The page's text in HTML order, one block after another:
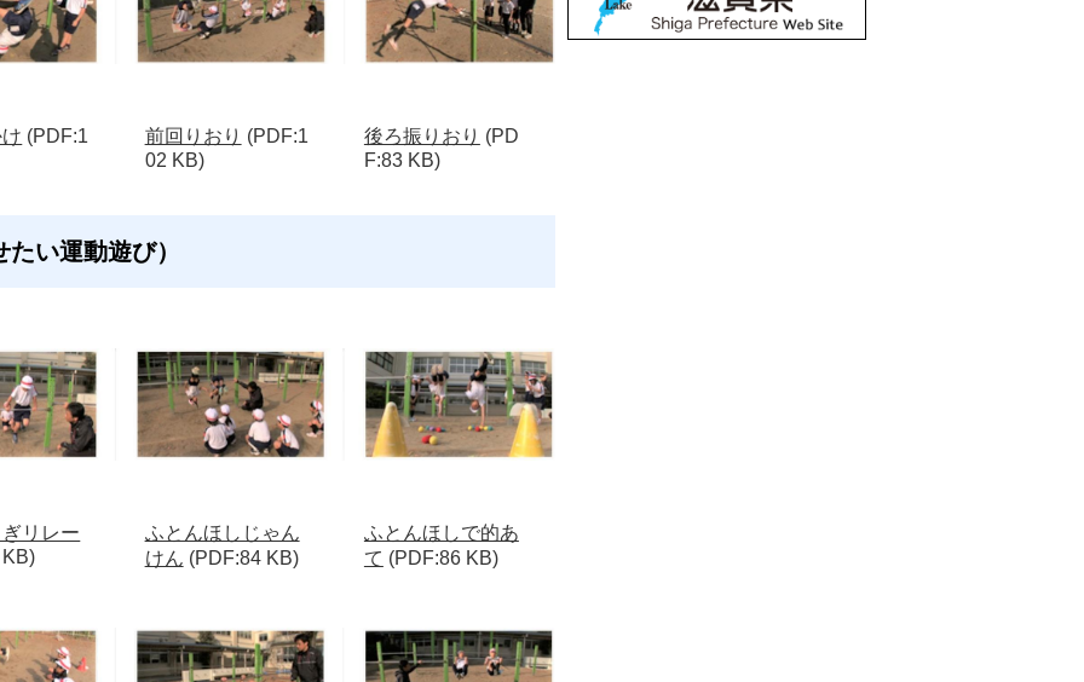
(PDF:1 前回りおり (PDF:1
02 KB)
後ろ振りおり (PD
F:83 KB)
い運動遊び）
リレー
ふとんほしじゃん
けん (PDF:84 KB)
ふとんほしで的あ
て (PDF:86 KB)